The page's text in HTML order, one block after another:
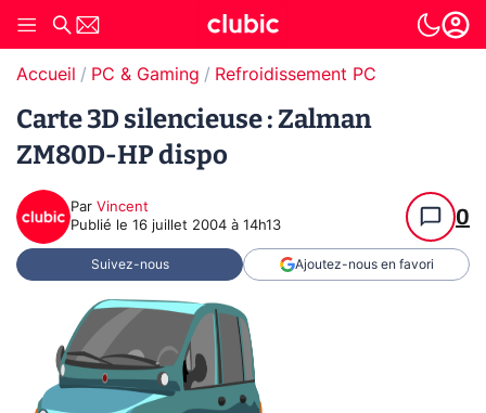
Accueil PC & Gaming Refroidissement PC
Carte 3D silencieuse : Zalman
ZM80D-HP dispo
Par Vincent
Publié le 16 juillet 2004 à 14h13 0
Suivez-nous Ajoutez-nous en favori